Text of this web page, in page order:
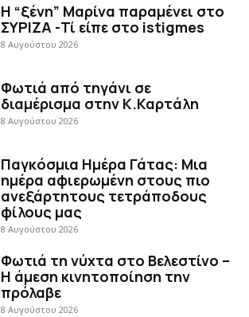
Η “ξένη” Μαρίνα παραμένει στο
ΣΥΡΙΖΑ -Τί είπε στο istigmes
8 Αυγούστου 2026
Φωτιά από τηγάνι σε
διαμέρισμα στην Κ.Καρτάλη
8 Αυγούστου 2026
Παγκόσμια Ημέρα Γάτας: Μια
ημέρα αφιερωμένη στους πιο
ανεξάρτητους τετράποδους
φίλους μας
8 Αυγούστου 2026
Φωτιά τη νύχτα στο Βελεστίνο –
Η άμεση κινητοποίηση την
πρόλαβε
8 Αυγούστου 2026